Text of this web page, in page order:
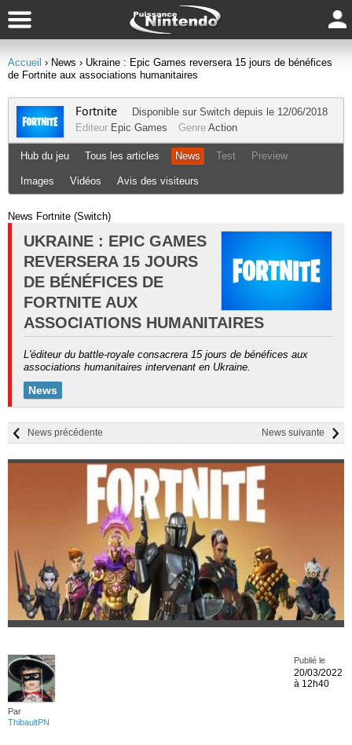
Accueil › News › Ukraine : Epic Games reversera 15 jours de bénéfices
de Fortnite aux associations humanitaires
Fortnite Disponible sur Switch depuis le 12/06/2018
Editeur Epic Games Genre Action
Hub du jeu Tous les articles News Test Preview
Images Vidéos Avis des visiteurs
News Fortnite (Switch)
UKRAINE : EPIC GAMES
REVERSERA 15 JOURS
DE BÉNÉFICES DE
FORTNITE AUX
ASSOCIATIONS HUMANITAIRES
L'éditeur du battle-royale consacrera 15 jours de bénéfices aux
associations humanitaires intervenant en Ukraine.
News
News suivante
News précédente
Par
ThibaultPN
Publié le
20/03/2022
à 12h40